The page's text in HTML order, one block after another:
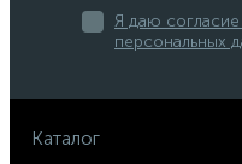
Я даю
персональных
Каталог